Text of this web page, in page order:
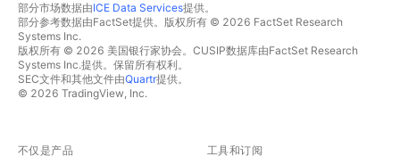
部分市场数据由ICE Data Services提供。
部分参考数据由FactSet提供。版权所有 © 2026 FactSet Research
Systems Inc.
版权所有 © 2026 美国银行家协会。CUSIP数据库由FactSet Research
Systems Inc.提供。保留所有权利。
SEC文件和其他文件由Quartr提供。
© 2026 TradingView, Inc.
不仅是产品 工具和订阅